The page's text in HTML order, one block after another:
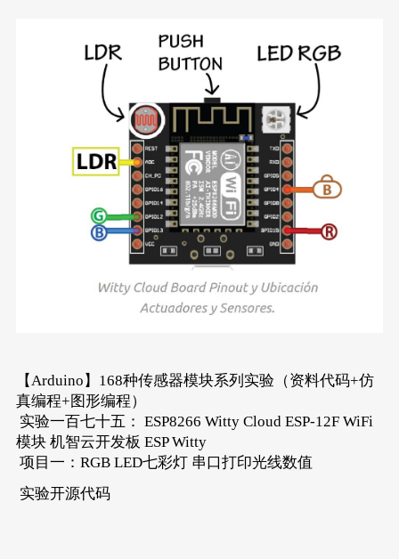
【Arduino】168种传感器模块系列实验（资料代码+仿
真编程+图形编程）
实验一百七十五： ESP8266 Witty Cloud ESP-12F WiFi
模块 机智云开发板 ESP Witty
项目一：RGB LED七彩灯 串口打印光线数值
实验开源代码